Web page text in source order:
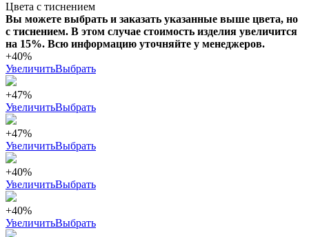
Цвета с тиснением
Вы можете выбрать и заказать указанные выше цвета, но
с тиснением. В этом случае стоимость изделия увеличится
на 15%. Всю информацию уточняйте у менеджеров.
+40%
УвеличитьВыбрать
+47%
УвеличитьВыбрать
+47%
УвеличитьВыбрать
+40%
УвеличитьВыбрать
+40%
УвеличитьВыбрать